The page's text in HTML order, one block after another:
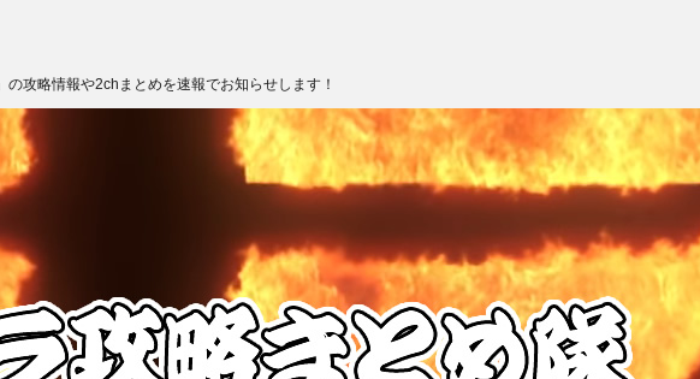
攻略情報や2chまとめを速報でお知らせします！